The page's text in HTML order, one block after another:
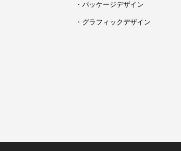
・パッケージデザイン
・グラフィックデザイン